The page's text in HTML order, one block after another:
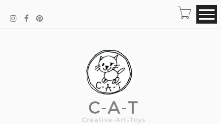
C-A-T
Creative-Art-Toys